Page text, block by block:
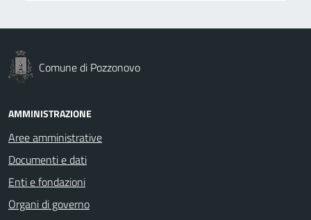
Comune di Pozzonovo
AMMINISTRAZIONE
Aree amministrative
Documenti e dati
Enti e fondazioni
Organi di governo